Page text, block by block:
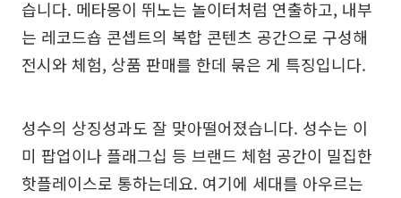
습니다. 메타몽이 뛰노는 놀이터처럼 연출하고, 내부
는 레코드숍 콘셉트의 복합 콘텐츠 공간으로 구성해
전시와 체험, 상품 판매를 한데 묶은 게 특징입니다.
성수의 상징성과도 잘 맞아떨어졌습니다. 성수는 이
미 팝업이나 플래그십 등 브랜드 체험 공간이 밀집한
핫플레이스로 통하는데요. 여기에 세대를 아우르는